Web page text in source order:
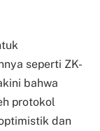
seperti ZK-
bahwa
protokol
dan